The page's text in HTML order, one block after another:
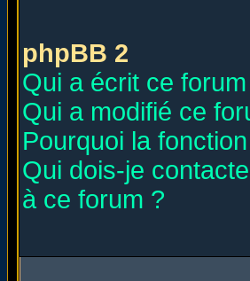
phpBB 2
Qui a écrit ce
Qui a modifié ce
Pourquoi la
Qui dois-je
à ce forum ?